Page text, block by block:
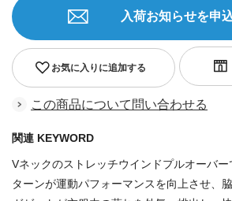
お気に入りに追加する
入荷お知らせを申
この商品について問い合わせる
関連 KEYWORD
Vネックのストレッチウインドプルオーバ
ターンが運動パフォーマンスを向上させ、